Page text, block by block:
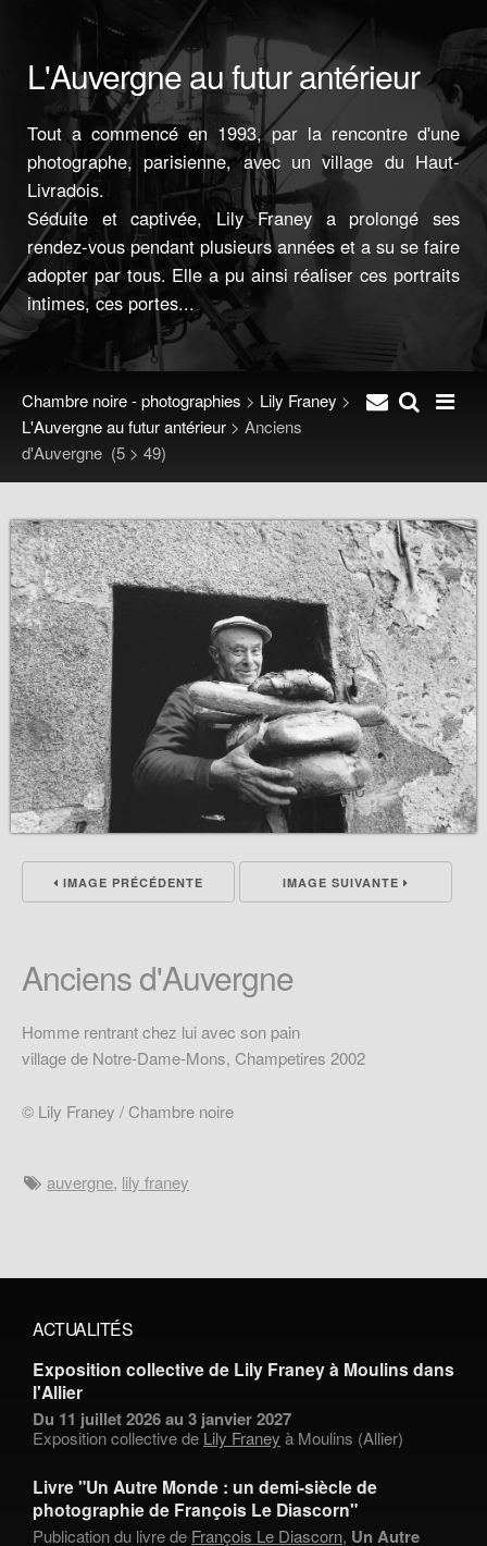
L'Auvergne au futur antérieur
Tout a commencé en 1993, par la rencontre d'une
photographe, parisienne, avec un village du Haut-
Livradois.
Séduite et captivée, Lily Franey a prolongé ses
rendez-vous pendant plusieurs années et a su se faire
adopter par tous. Elle a pu ainsi réaliser ces portraits
intimes, ces portes...
Chambre noire - photographies > Lily Franey >
L'Auvergne au futur antérieur > Anciens
d'Auvergne (5 > 49)
IMAGE PRÉCÉDENTE IMAGE SUIVANTE
Anciens d'Auvergne
Homme rentrant chez lui avec son pain
village de Notre-Dame-Mons, Champetires 2002
© Lily Franey / Chambre noire
auvergne, lily franey
ACTUALITÉS
Exposition collective de Lily Franey à Moulins dans
l'Allier
Du 11 juillet 2026 au 3 janvier 2027
Exposition collective de Lily Franey à Moulins (Allier)
Livre "Un Autre Monde : un demi-siècle de
photographie de François Le Diascorn"
Publication du livre de François Le Diascorn, Un Autre